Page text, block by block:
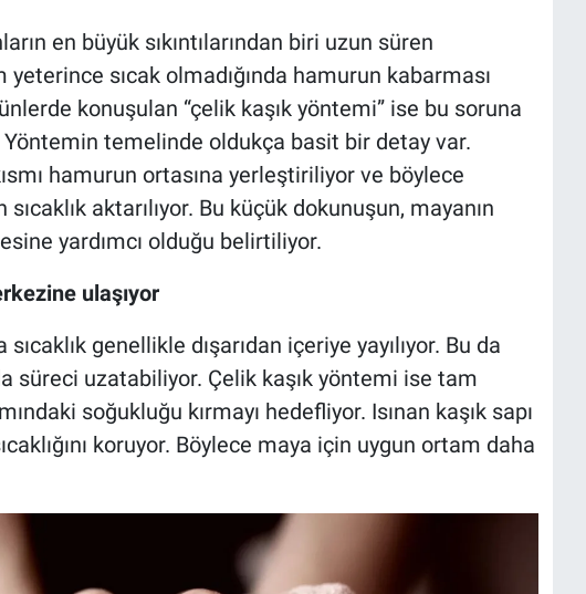
en büyük sıkıntılarından biri uzun süren
sıcak olmadığında hamurun kabarması
konuşulan “çelik kaşık yöntemi” ise bu soruna
temelinde oldukça basit bir detay var.
hamurun ortasına yerleştiriliyor ve böylece
aktarılıyor. Bu küçük dokunuşun, mayanın
yardımcı olduğu belirtiliyor.
ulaşıyor
genellikle dışarıdan içeriye yayılıyor. Bu da
süreci uzatabiliyor. Çelik kaşık yöntemi ise tam
soğukluğu kırmayı hedefliyor. Isınan kaşık sapı
koruyor. Böylece maya için uygun ortam daha